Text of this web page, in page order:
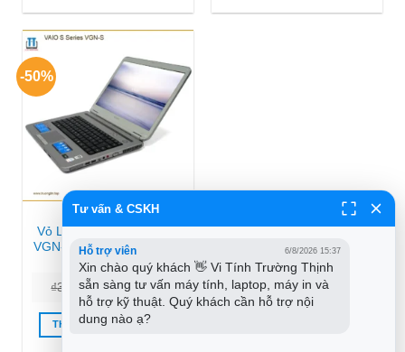
-50%
VỎ LAPTOP VAIO
Vỏ Laptop VAIO S Series
VGN-S – Thay Nhanh Lấy
Liền Tại TPHCM
₫300.000 Giá
gốc
là:
₫300.000.
₫150.000Giá
hiện
tại
THÊM VÀO GIỎ HÀNG
Tư vấn & CSKH
Hỗ trợ viên 6/8/2026 15:37
Xin chào quý khách 👋 Vi Tính Trường Thịnh
sẵn sàng tư vấn máy tính, laptop, máy in và
hỗ trợ kỹ thuật. Quý khách cần hỗ trợ nội
dung nào ạ?